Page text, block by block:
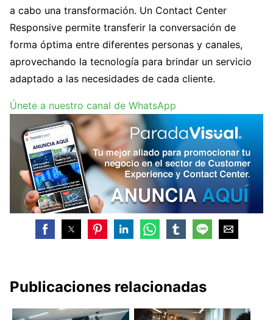
a cabo una transformación. Un Contact Center
Responsive permite transferir la conversación de
forma óptima entre diferentes personas y canales,
aprovechando la tecnología para brindar un servicio
adaptado a las necesidades de cada cliente.
Únete a nuestro canal de WhatsApp
Publicaciones relacionadas